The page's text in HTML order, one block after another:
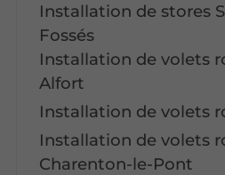
Installation de stores
Fossés
Installation de volets
Alfort
Installation de volets
Installation de volets
Charenton-le-Pont